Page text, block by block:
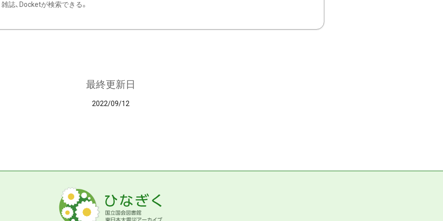
雑誌、Docketが検索できる。
最終更新日
2022/09/12